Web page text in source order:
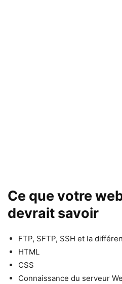
Ce que votre
devrait savoir
FTP, SFTP, SSH et la
HTML
CSS
Connaissance du serveur